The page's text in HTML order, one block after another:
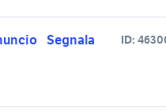
Segnala ID: